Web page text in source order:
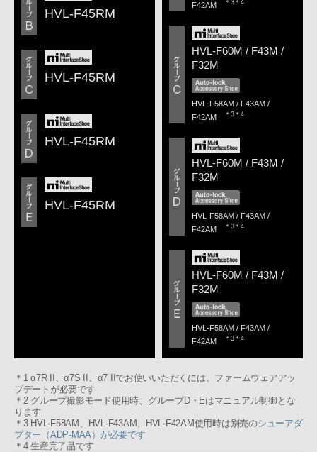
HVL-F45RM
HVL-F45RM
HVL-F45RM
HVL-F45RM
F42AM ＊3＊4
HVL-F60M / F43M /
F32M
HVL-F58AM / F43AM /
F42AM
＊3＊4
HVL-F60M / F43M /
F32M
HVL-F58AM / F43AM /
F42AM
＊3＊4
HVL-F60M / F43M /
F32M
HVL-F58AM / F43AM /
F42AM
＊3＊4
＊1 α7R II、α7S II、α7 IIでお使いいただくには、ファームウェアアッ
プデートが必要です
＊2 グループ撮影モード使用時、グループD・Eはマニュアル制御とな
ります
＊3 HVL-F58AM、HVL-F43AM、HVL-F42AM使用時は別売のシューアダ
プター（ADP-MAA）が必要です
＊4 生産完了品です